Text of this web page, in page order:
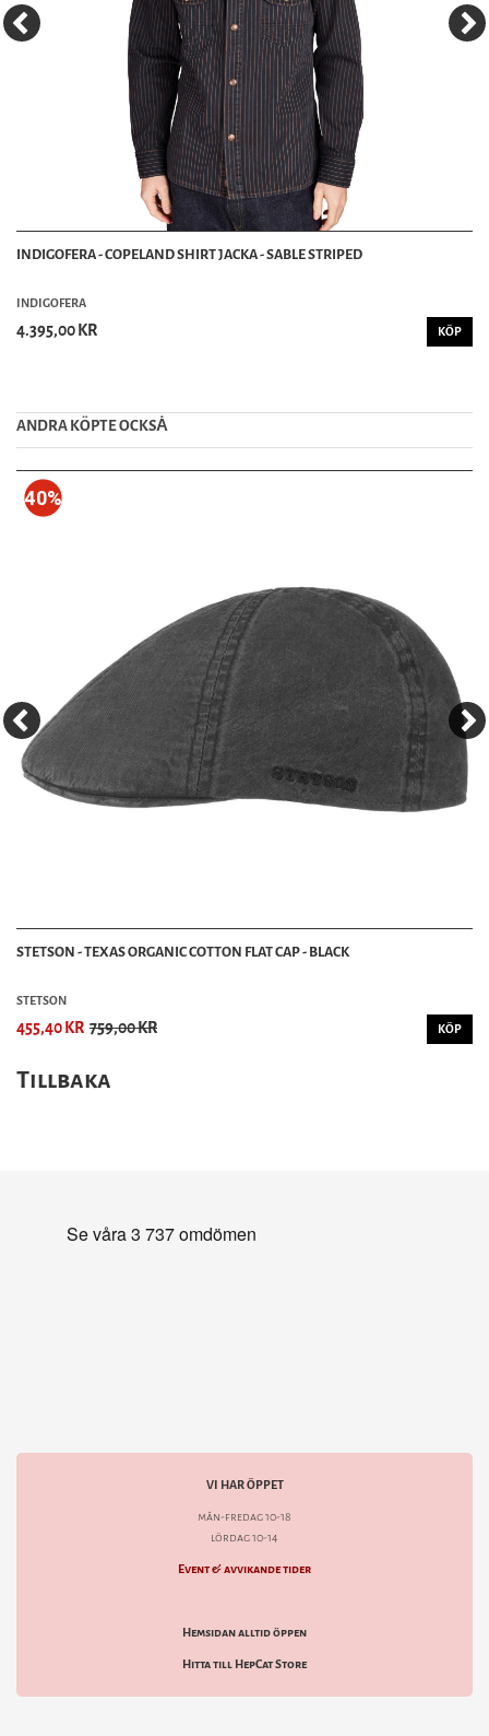
INDIGOFERA - COPELAND SHIRT JACKA - SABLE STRIPED
INDIGOFERA
4.395,00 KR KÖP
ANDRA KÖPTE OCKSȦ
40%
STETSON - TEXAS ORGANIC COTTON FLAT CAP - BLACK
STETSON
455,40 KR 759,00 KR KÖP
Tillbaka
VI HAR ÖPPET
mån-fredag 10-18
lördag 10-14
Event & avvikande tider
Hemsidan alltid öppen
Hitta till HepCat Store